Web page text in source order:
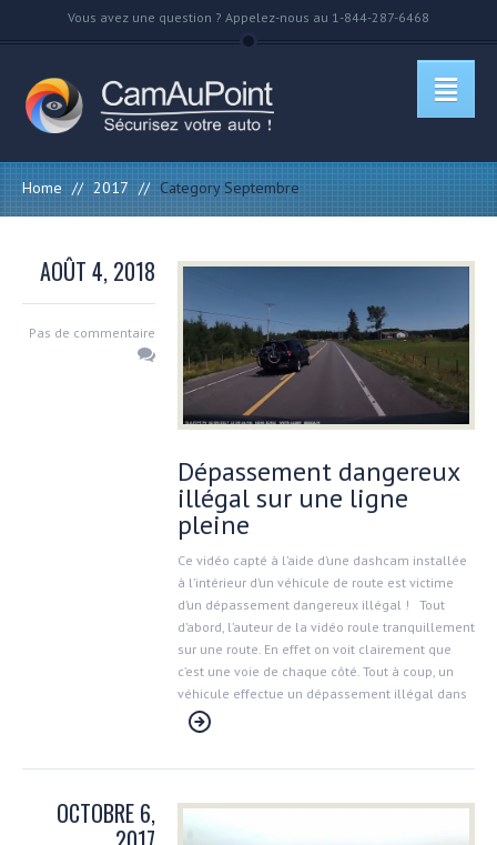
Vous avez une question ? Appelez-nous au 1-844-287-6468
Home // 2017 // Category Septembre
AOÛT 4, 2018
Pas de commentaire
Dépassement dangereux
illégal sur une ligne
pleine
Ce vidéo capté à l’aide d’une dashcam installée
à l’intérieur d’un véhicule de route est victime
d’un dépassement dangereux illégal ! Tout
d’abord, l’auteur de la vidéo roule tranquillement
sur une route. En effet on voit clairement que
c’est une voie de chaque côté. Tout à coup, un
véhicule effectue un dépassement illégal dans
OCTOBRE 6,